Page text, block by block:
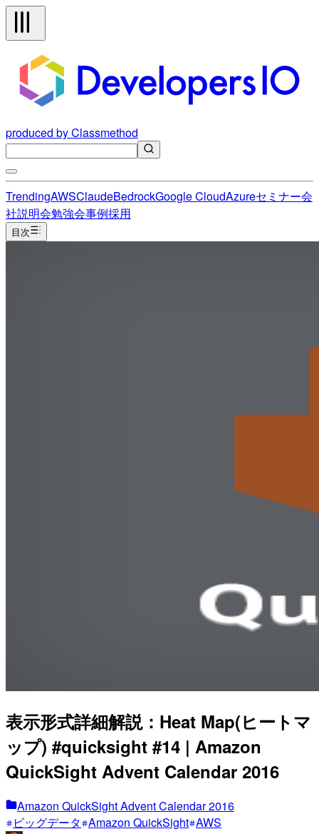
produced by Classmethod
TrendingAWSClaudeBedrockGoogle CloudAzureセミナー会
社説明会勉強会事例採用
目次
表示形式詳細解説：Heat Map(ヒートマ
ップ) #quicksight #14 | Amazon
QuickSight Advent Calendar 2016
Amazon QuickSight Advent Calendar 2016
ビッグデータ Amazon QuickSight AWS